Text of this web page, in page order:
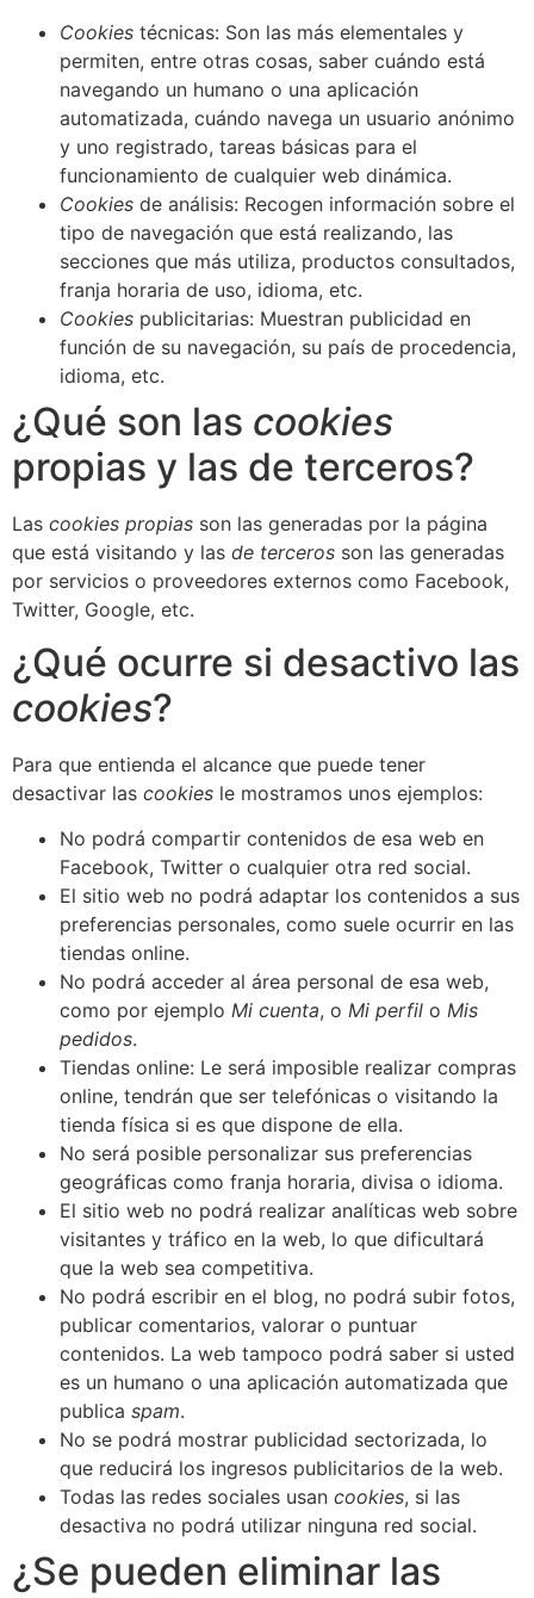
Cookies técnicas: Son las más elementales y
permiten, entre otras cosas, saber cuándo está
navegando un humano o una aplicación
automatizada, cuándo navega un usuario anónimo
y uno registrado, tareas básicas para el
funcionamiento de cualquier web dinámica.
Cookies de análisis: Recogen información sobre el
tipo de navegación que está realizando, las
secciones que más utiliza, productos consultados,
franja horaria de uso, idioma, etc.
Cookies publicitarias: Muestran publicidad en
función de su navegación, su país de procedencia,
idioma, etc.
¿Qué son las cookies
propias y las de terceros?
Las cookies propias son las generadas por la página
que está visitando y las de terceros son las generadas
por servicios o proveedores externos como Facebook,
Twitter, Google, etc.
¿Qué ocurre si desactivo las
cookies?
Para que entienda el alcance que puede tener
desactivar las cookies le mostramos unos ejemplos:
No podrá compartir contenidos de esa web en
Facebook, Twitter o cualquier otra red social.
El sitio web no podrá adaptar los contenidos a sus
preferencias personales, como suele ocurrir en las
tiendas online.
No podrá acceder al área personal de esa web,
como por ejemplo Mi cuenta, o Mi perfil o Mis
pedidos.
Tiendas online: Le será imposible realizar compras
online, tendrán que ser telefónicas o visitando la
tienda física si es que dispone de ella.
No será posible personalizar sus preferencias
geográficas como franja horaria, divisa o idioma.
El sitio web no podrá realizar analíticas web sobre
visitantes y tráfico en la web, lo que dificultará
que la web sea competitiva.
No podrá escribir en el blog, no podrá subir fotos,
publicar comentarios, valorar o puntuar
contenidos. La web tampoco podrá saber si usted
es un humano o una aplicación automatizada que
publica spam.
No se podrá mostrar publicidad sectorizada, lo
que reducirá los ingresos publicitarios de la web.
Todas las redes sociales usan cookies, si las
desactiva no podrá utilizar ninguna red social.
¿Se pueden eliminar las